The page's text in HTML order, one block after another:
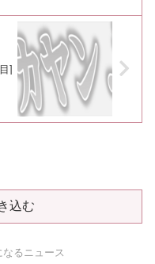
]
込む
なるニュース